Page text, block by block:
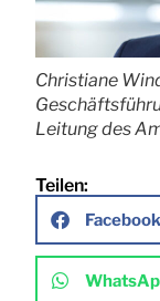
Christiane
Leitung des
Teilen:
Facebook